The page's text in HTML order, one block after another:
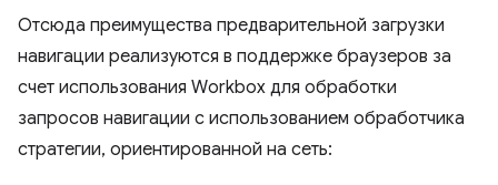
Отсюда преимущества предварительной загрузки
навигации реализуются в поддержке браузеров за
счет использования Workbox для обработки
запросов навигации с использованием обработчика
стратегии, ориентированной на сеть: